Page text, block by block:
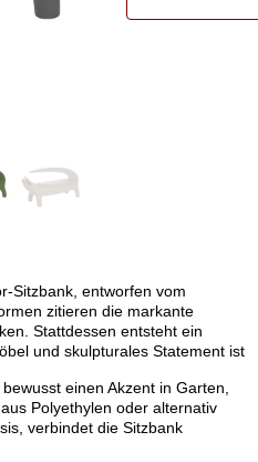
Sitzbank, entworfen vom
zitieren die markante
Stattdessen entsteht ein
und skulpturales Statement ist
einen Akzent in Garten,
Polyethylen oder alternativ
verbindet die Sitzbank